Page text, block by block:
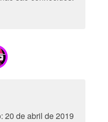
20 de abril de 2019